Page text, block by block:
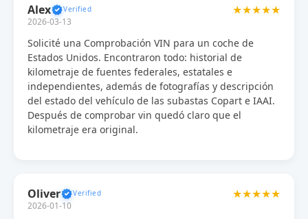
Alex
2026-03-13
★★★★★
Solicité una Comprobación VIN para un coche de
Estados Unidos. Encontraron todo: historial de
kilometraje de fuentes federales, estatales e
independientes, además de fotografías y descripción
del estado del vehículo de las subastas Copart e IAAI.
Después de comprobar vin quedó claro que el
kilometraje era original.
Oliver
2026-01-10
★★★★★